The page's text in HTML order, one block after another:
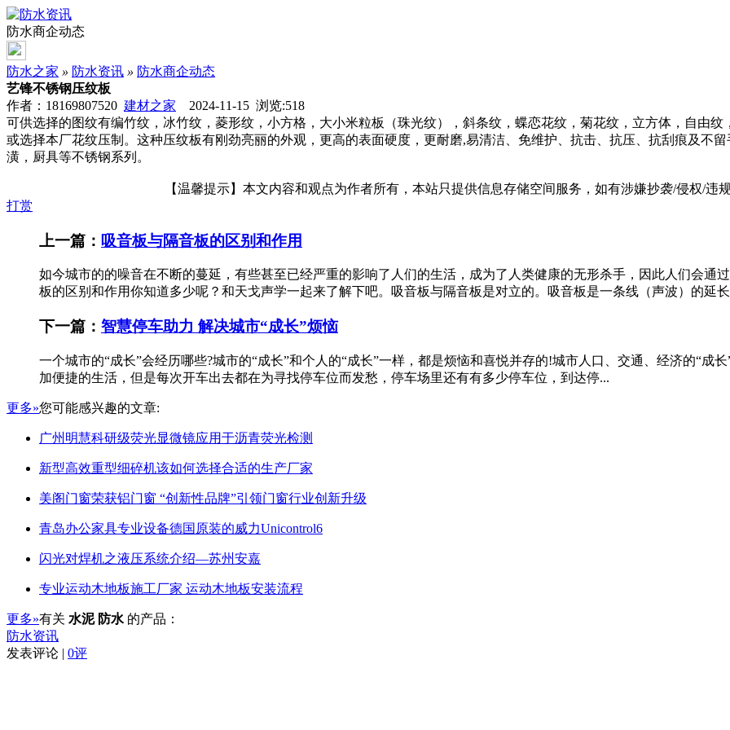
防水商企动态
防水之家 » 防水资讯 » 防水商企动态
艺锋不锈钢压纹板
作者：18169807520 建材之家 2024-11-15 浏览:518
可供选择的图纹有编竹纹，冰竹纹，菱形纹，小方格，大小米粒板（珠光纹），斜条纹，蝶恋花纹，菊花纹，立方体，自由
或选择本厂花纹压制。这种压纹板有刚劲亮丽的外观，更高的表面硬度，更耐磨,易清洁、免维护、抗击、抗压、抗刮痕及不
潢，厨具等不锈钢系列。
【温馨提示】本文内容和观点为作者所有，本站只提供信息存储空间服务，如有涉嫌抄袭/侵权/违
打赏
上一篇： 吸音板与隔音板的区别和作用
如今城市的的噪音在不断的蔓延，有些甚至已经严重的影响了人们的生活，成为了人类健康的无形杀手，因此人们会通
板的区别和作用你知道多少呢？和天戈声学一起来了解下吧。吸音板与隔音板是对立的。吸音板是一条线（声波）的延
下一篇： 智慧停车助力 解决城市“成长”烦恼
一个城市的“成长”会经历哪些?城市的“成长”和个人的“成长”一样，都是烦恼和喜悦并存的!城市人口、交通、经济的“成
加便捷的生活，但是每次开车出去都在为寻找停车位而发愁，停车场里还有有多少停车位，到达停...
更多»您可能感兴趣的文章:
广州明慧科研级荧光显微镜应用于沥青荧光检测
新型高效重型细碎机该如何选择合适的生产厂家
美阁门窗荣获铝门窗 “创新性品牌”引领门窗行业创新升级
青岛办公家具专业设备德国原装的威力Unicontrol6
闪光对焊机之液压系统介绍—苏州安嘉
专业运动木地板施工厂家 运动木地板安装流程
更多»有关 水泥 防水 的产品：
防水资讯
发表评论 | 0评